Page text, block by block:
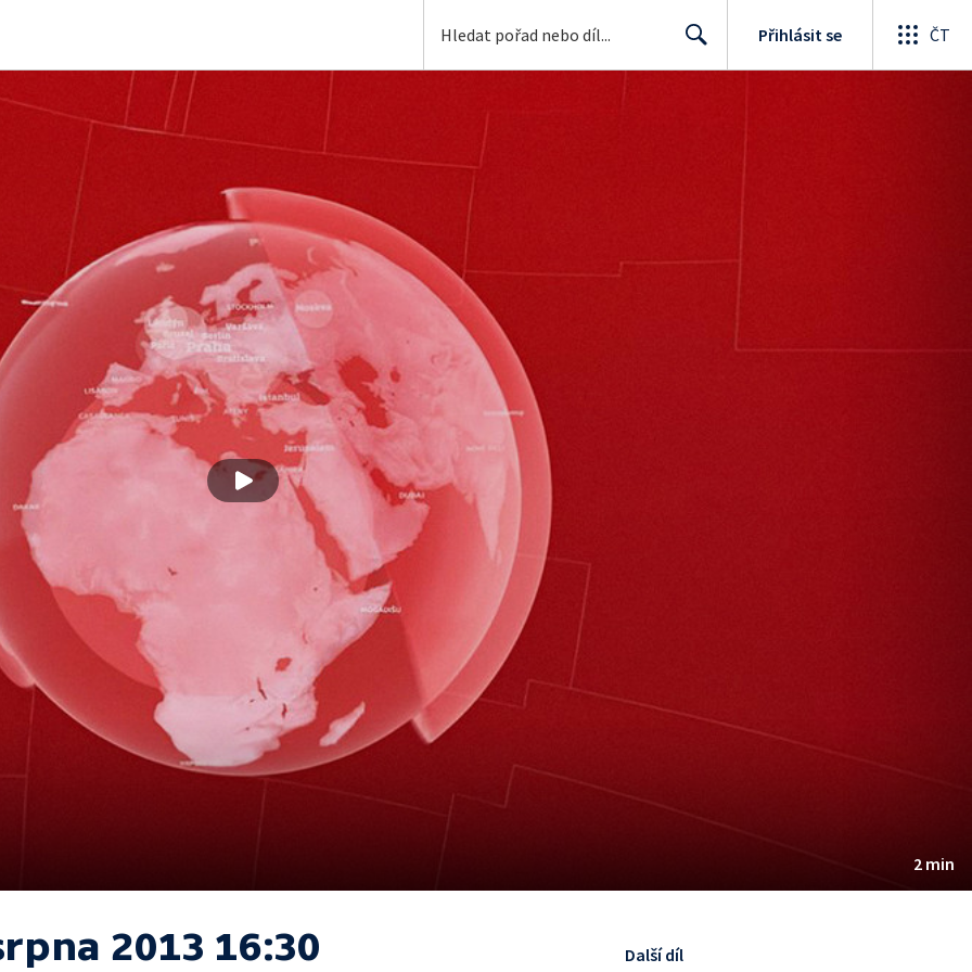
Přihlásit se ČT
2 min
2013 16:30 Další díl